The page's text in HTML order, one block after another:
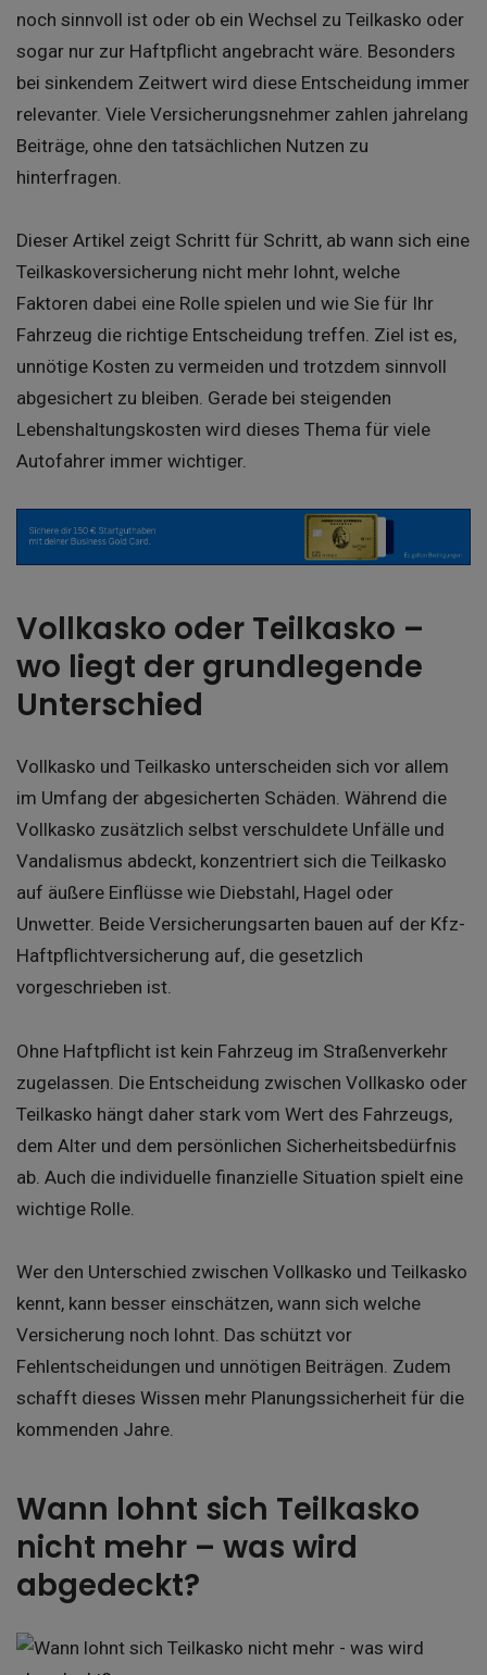
noch sinnvoll ist oder ob ein Wechsel zu Teilkasko oder
sogar nur zur Haftpflicht angebracht wäre. Besonders
bei sinkendem Zeitwert wird diese Entscheidung immer
relevanter. Viele Versicherungsnehmer zahlen jahrelang
Beiträge, ohne den tatsächlichen Nutzen zu
hinterfragen.
Dieser Artikel zeigt Schritt für Schritt, ab wann sich eine
Teilkaskoversicherung nicht mehr lohnt, welche
Faktoren dabei eine Rolle spielen und wie Sie für Ihr
Fahrzeug die richtige Entscheidung treffen. Ziel ist es,
unnötige Kosten zu vermeiden und trotzdem sinnvoll
abgesichert zu bleiben. Gerade bei steigenden
Lebenshaltungskosten wird dieses Thema für viele
Autofahrer immer wichtiger.
Vollkasko oder Teilkasko –
wo liegt der grundlegende
Unterschied
Vollkasko und Teilkasko unterscheiden sich vor allem
im Umfang der abgesicherten Schäden. Während die
Vollkasko zusätzlich selbst verschuldete Unfälle und
Vandalismus abdeckt, konzentriert sich die Teilkasko
auf äußere Einflüsse wie Diebstahl, Hagel oder
Unwetter. Beide Versicherungsarten bauen auf der Kfz-
Haftpflichtversicherung auf, die gesetzlich
vorgeschrieben ist.
Ohne Haftpflicht ist kein Fahrzeug im Straßenverkehr
zugelassen. Die Entscheidung zwischen Vollkasko oder
Teilkasko hängt daher stark vom Wert des Fahrzeugs,
dem Alter und dem persönlichen Sicherheitsbedürfnis
ab. Auch die individuelle finanzielle Situation spielt eine
wichtige Rolle.
Wer den Unterschied zwischen Vollkasko und Teilkasko
kennt, kann besser einschätzen, wann sich welche
Versicherung noch lohnt. Das schützt vor
Fehlentscheidungen und unnötigen Beiträgen. Zudem
schafft dieses Wissen mehr Planungssicherheit für die
kommenden Jahre.
Wann lohnt sich Teilkasko
nicht mehr – was wird
abgedeckt?